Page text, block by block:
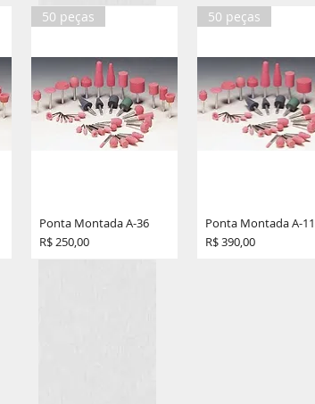
50 peças
Ponta Montada A-36
Preço
R$ 250,00
50 peças
Ponta Montada A-11
Preço
R$ 390,00